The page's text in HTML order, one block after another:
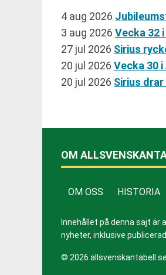
4 aug 2026
3 aug 2026 Vecka 32
27 jul 2026 Sirius
20 jul 2026 Vecka 30
20 jul 2026 Sirius
OM
OM OSS HISTORIA
Innehållet på denna sajt
nyheter, inklusive
© 2026